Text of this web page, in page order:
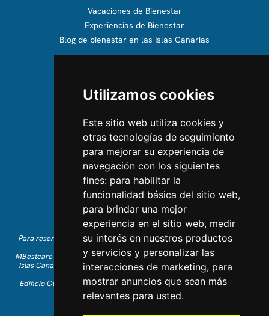
Utilizamos cookies
Este sitio web utiliza cookies y
otras tecnologías de seguimiento
para mejorar su experiencia de
navegación con los siguientes
fines: para habilitar la
funcionalidad básica del sitio web,
para brindar una mejor
experiencia en el sitio web, medir
su interés en nuestros productos
y servicios y personalizar las
interacciones de marketing, para
mostrar anuncios que sean más
relevantes para usted.
Vacaciones de Bienestar
Experiencias de Bienestar
Blog de bienestar en las Islas Canarias
Conócenos
CONTÁCTANOS
Contáctanos
Síguenos en Instagram
Dale Me gusta en Facebook
Encuéntranos en LinkedIn
Para reservas de vacaciones en inglés, por favor llama al +34 641 28
63 83 o envía un correo a
info@mbestcare.com
MBestcare es parte de Intervenciones Turísticas S.L., registrada en las
Islas Canarias con CIF: B-38757464. Licencia de Tour Operador: I.AV
0003871.1.
Edificio Olimpo de la Candelaria n.1 - 38003 Santa Cruz de Tenerife,
España